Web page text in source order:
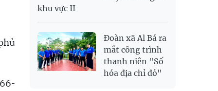
khu vực II
Đoàn xã Al Bá ra
mắt công trình
thanh niên "Số
hóa địa chỉ đỏ"